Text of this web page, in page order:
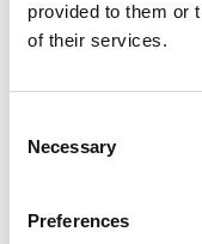
provided to them or
of their services.
Selection
Necessary
Preferences
mercredi
MISE À
LOGICIEL